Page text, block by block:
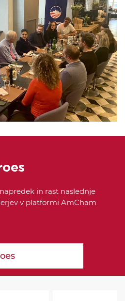
in rast naslednje
v platformi AmCham